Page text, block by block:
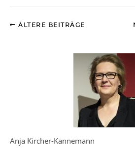
ÄLTERE BEITRÄGE
Anja Kircher-Kannemann